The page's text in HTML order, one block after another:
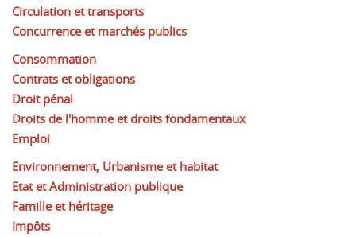
Circulation et transports
Concurrence et marchés publics
Consommation
Contrats et obligations
Droit pénal
Droits de l'homme et droits fondamentaux
Emploi
Environnement, Urbanisme et habitat
Etat et Administration publique
Famille et héritage
Impôts